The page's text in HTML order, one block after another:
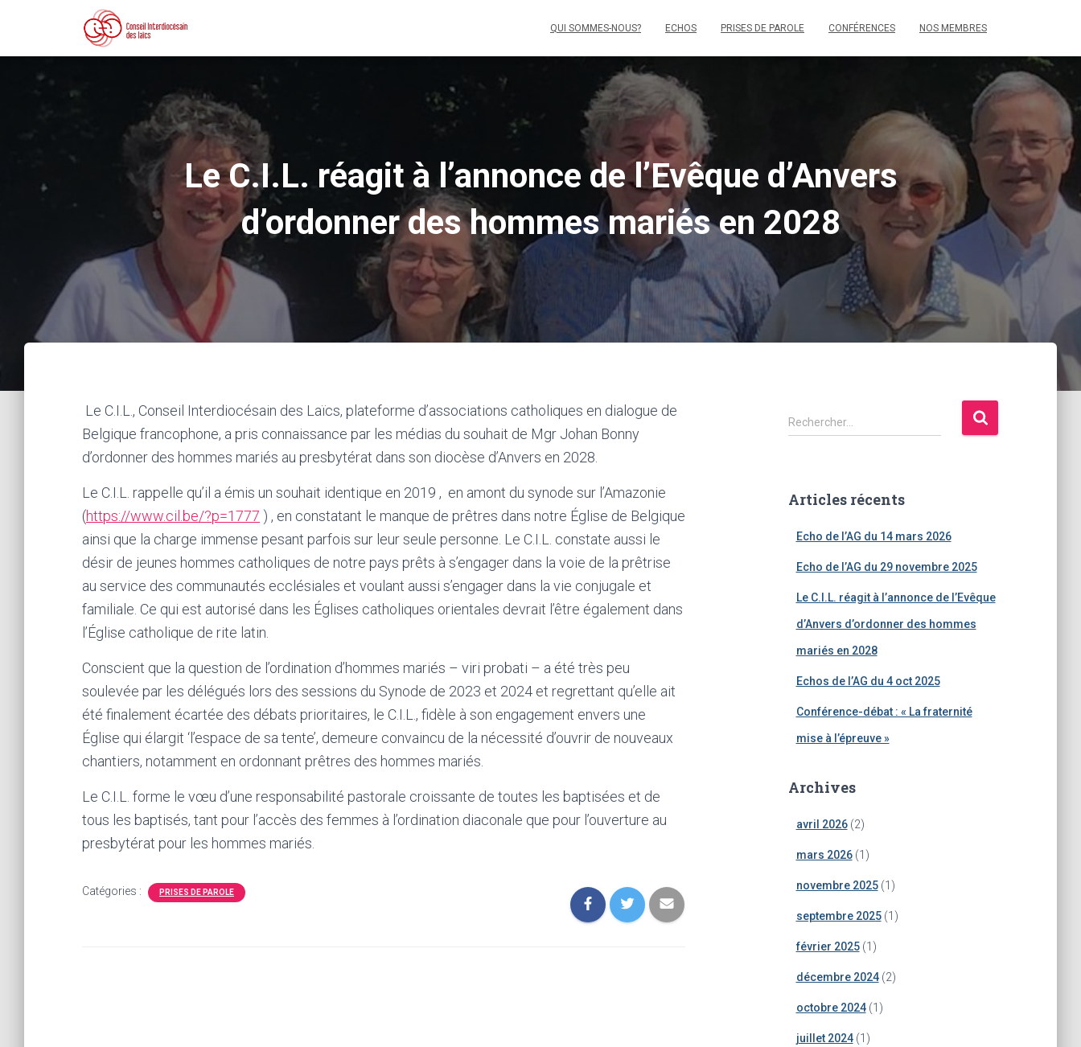
QUI SOMMES-NOUS? ECHOS PRISES DE PAROLE CONFÉRENCES NOS MEMBRES
Le C.I.L. réagit à l’annonce de l’Evêque d’Anvers
d’ordonner des hommes mariés en 2028
Le C.I.L., Conseil Interdiocésain des Laïcs, plateforme d’associations catholiques en dialogue de
Belgique francophone, a pris connaissance par les médias du souhait de Mgr Johan Bonny
d’ordonner des hommes mariés au presbytérat dans son diocèse d’Anvers en 2028.
Le C.I.L. rappelle qu’il a émis un souhait identique en 2019 , en amont du synode sur l’Amazonie
(https://www.cil.be/?p=1777 ) , en constatant le manque de prêtres dans notre Église de Belgique
ainsi que la charge immense pesant parfois sur leur seule personne. Le C.I.L. constate aussi le
désir de jeunes hommes catholiques de notre pays prêts à s’engager dans la voie de la prêtrise
au service des communautés ecclésiales et voulant aussi s’engager dans la vie conjugale et
familiale. Ce qui est autorisé dans les Églises catholiques orientales devrait l’être également dans
l’Église catholique de rite latin.
Conscient que la question de l’ordination d’hommes mariés – viri probati – a été très peu
soulevée par les délégués lors des sessions du Synode de 2023 et 2024 et regrettant qu’elle ait
été finalement écartée des débats prioritaires, le C.I.L., fidèle à son engagement envers une
Église qui élargit ‘l’espace de sa tente’, demeure convaincu de la nécessité d’ouvrir de nouveaux
chantiers, notamment en ordonnant prêtres des hommes mariés.
Le C.I.L. forme le vœu d’une responsabilité pastorale croissante de toutes les baptisées et de
tous les baptisés, tant pour l’accès des femmes à l’ordination diaconale que pour l’ouverture au
presbytérat pour les hommes mariés.
Catégories : PRISES DE PAROLE
R
e
r
Rechercher…
Articles récents
Echo de l’AG du 14 mars 2026
Echo de l’AG du 29 novembre 2025
Le C.I.L. réagit à l’annonce de l’Evêque
d’Anvers d’ordonner des hommes
mariés en 2028
Echos de l’AG du 4 oct 2025
Conférence-débat : « La fraternité
mise à l’épreuve »
Archives
avril 2026(2)
mars 2026(1)
novembre 2025(1)
septembre 2025(1)
février 2025(1)
décembre 2024(2)
octobre 2024(1)
juillet 2024(1)